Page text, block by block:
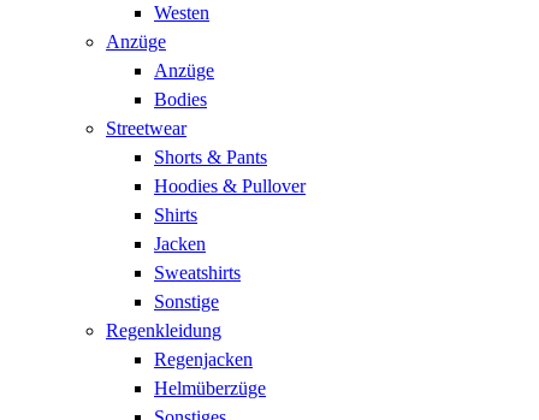
Westen
Anzüge
Anzüge
Bodies
Streetwear
Shorts & Pants
Hoodies & Pullover
Shirts
Jacken
Sweatshirts
Sonstige
Regenkleidung
Regenjacken
Helmüberzüge